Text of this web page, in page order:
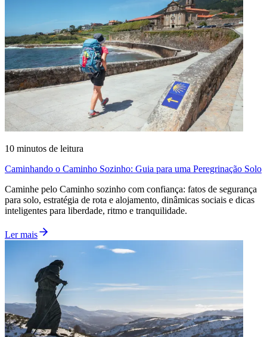
10 minutos de leitura
Caminhando o Caminho Sozinho: Guia para uma Peregrinação Solo
Caminhe pelo Caminho sozinho com confiança: fatos de segurança
para solo, estratégia de rota e alojamento, dinâmicas sociais e dicas
inteligentes para liberdade, ritmo e tranquilidade.
Ler mais